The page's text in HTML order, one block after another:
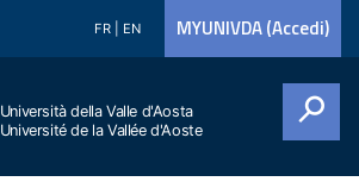
FR EN MYUNIVDA (Accedi)
Università della Valle d'Aosta
Université de la Vallée d'Aoste